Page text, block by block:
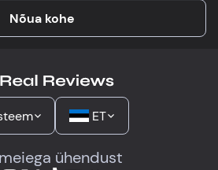
Nõua kohe
ET
ühendust